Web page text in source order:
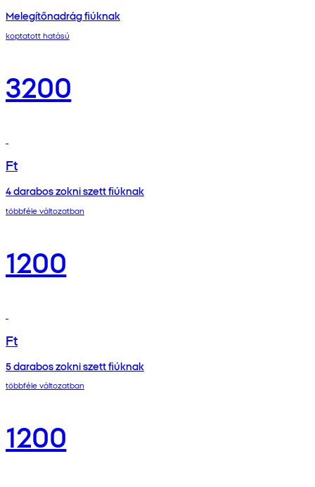
Melegítőnadrág fiúknak
koptatott hatású
3200
Ft
4 darabos zokni szett fiúknak
többféle változatban
1200
Ft
5 darabos zokni szett fiúknak
többféle változatban
1200